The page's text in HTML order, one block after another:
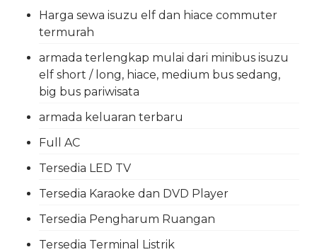
Harga sewa isuzu elf dan hiace commuter
termurah
armada terlengkap mulai dari minibus isuzu
elf short / long, hiace, medium bus sedang,
big bus pariwisata
armada keluaran terbaru
Full AC
Tersedia LED TV
Tersedia Karaoke dan DVD Player
Tersedia Pengharum Ruangan
Tersedia Terminal Listrik